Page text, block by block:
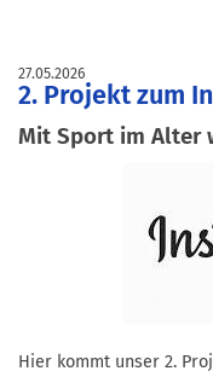
27.05.2026
2. Projekt zum
Mit Sport im Alter
Hier kommt unser 2.